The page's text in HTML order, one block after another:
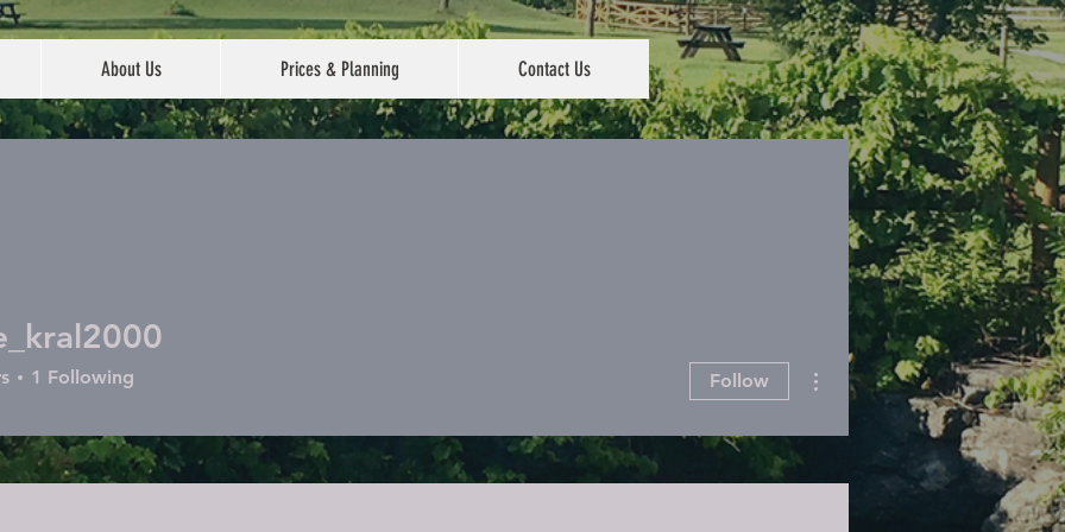
About Us Prices & Planning Contact Us
1 Following Follow
More actions